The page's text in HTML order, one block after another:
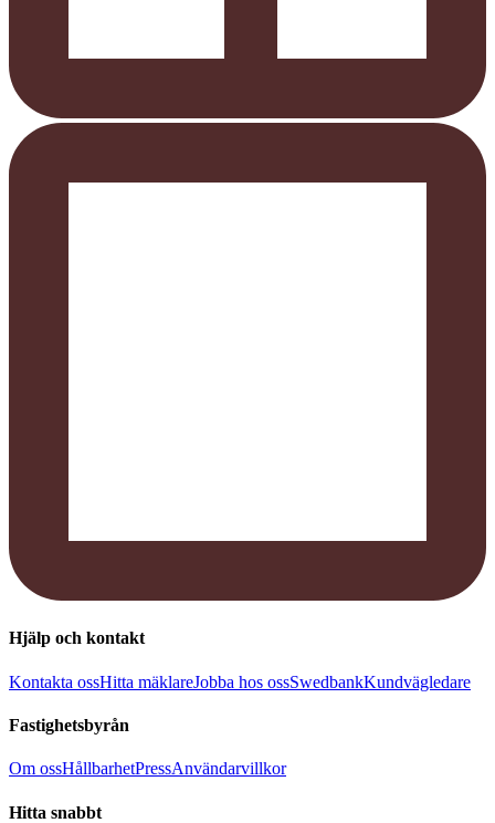
Hjälp och kontakt
Kontakta ossHitta mäklareJobba hos ossSwedbankKundvägledare
Fastighetsbyrån
Om ossHållbarhetPressAnvändarvillkor
Hitta snabbt